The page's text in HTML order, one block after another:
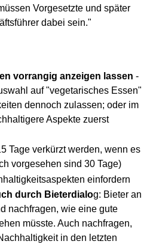
Vorgesetzte und später
dabei sein."
vorrangig anzeigen lassen -
auf "vegetarisches Essen"
dennoch zulassen; oder im
Aspekte zuerst
Tage verkürzt werden, wenn es
vorgesehen sind 30 Tage)
einfordern
durch Bieterdialog: Bieter an
nachfragen, wie eine gute
müsste. Auch nachfragen,
in den letzten